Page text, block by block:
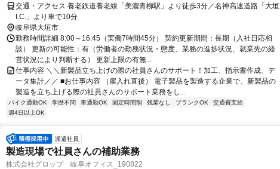
交通・アクセス 養老鉄道養老線「美濃青柳駅」より徒歩3分／名神高速道路「大垣
I.C.」より車で10分
岐阜県大垣市
勤務時間詳細 8:00～16:45（実働7時間45分） 契約更新期間：長期（入社日応相
談） 更新の可能性：有（労働者の勤務状況・態度、業務の進捗状況、就業先の経
営状況により判断する） 更新上限の有無...
仕事内容 ＼＼新製品立ち上げの際の社員さんのサポート！加工、指示書作成、デ
ータ集計／／ ■お仕事内容 （雇入れ直後） 電子製品を製造する企業で、新製品の
製造を立ち上げる際の社員さんのサポート業務をし...
バイク通勤OK 学歴不問 車通勤OK 固定時間制 残業なし ブランクOK
交通費支給
週4日以上OK
派遣社員
製造現場で社員さんの補助業務
株式会社グロップ 岐阜オフィス_190822